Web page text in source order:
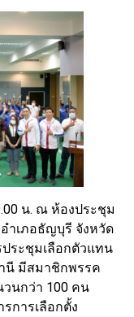
น. ณ ห้องประชุม
อำเภอธัญบุรี จังหวัด
ระชุมเลือกตัวแทน
นี มีสมาชิกพรรค
นกว่า 100 คน
การเลือกตั้ง